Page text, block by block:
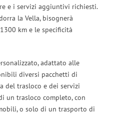
e i servizi aggiuntivi richiesti.
la Vella, bisognerà
km e le specificità
adattato alle
diversi pacchetti di
del trasloco e dei servizi
un trasloco completo, con
o solo di un trasporto di